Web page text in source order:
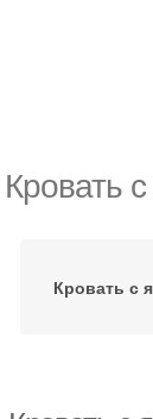
Кровать
Кровать с